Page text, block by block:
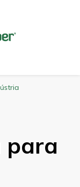
para